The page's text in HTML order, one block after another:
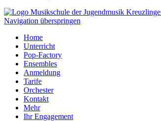
Navigation überspringen
Home
Unterricht
Pop-Factory
Ensembles
Anmeldung
Tarife
Orchester
Kontakt
Mehr
Ihr Engagement